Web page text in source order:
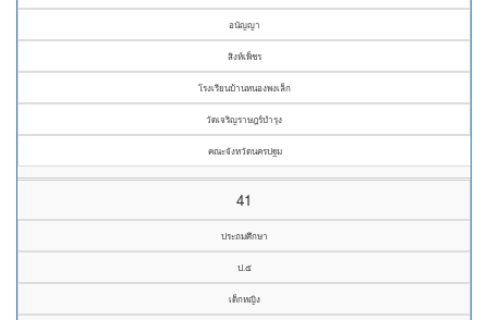
อนัญญา
สิงห์เพ็ชร
โรงเรียนบ้านหนองพงเล็ก
วัดเจริญราษฎร์บำรุง
คณะจังหวัดนครปฐม
41
ประถมศึกษา
ป.๕
เด็กหญิง